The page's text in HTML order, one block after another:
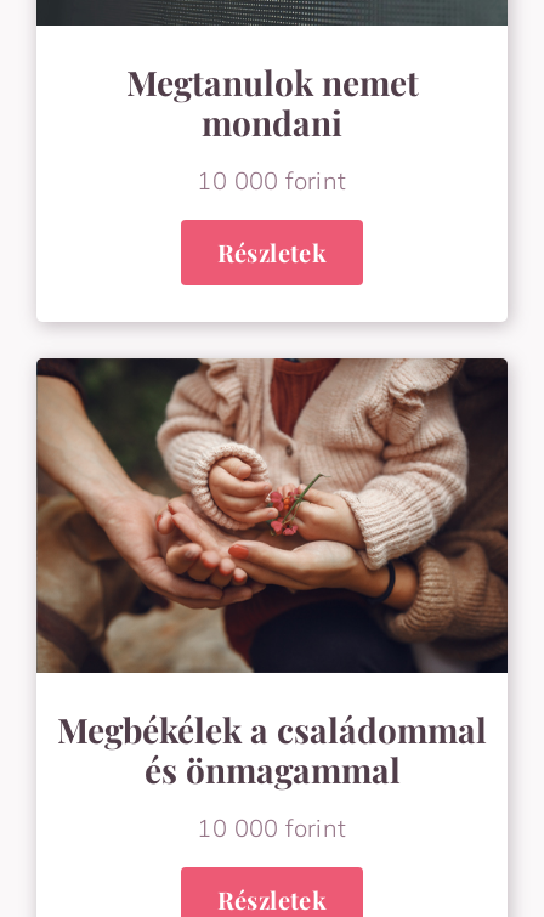
Megtanulok nemet
mondani
10 000 forint
Részletek
Megbékélek a családommal
és önmagammal
10 000 forint
Részletek